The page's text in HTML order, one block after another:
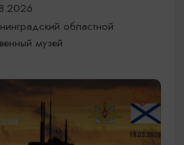
областной
музей